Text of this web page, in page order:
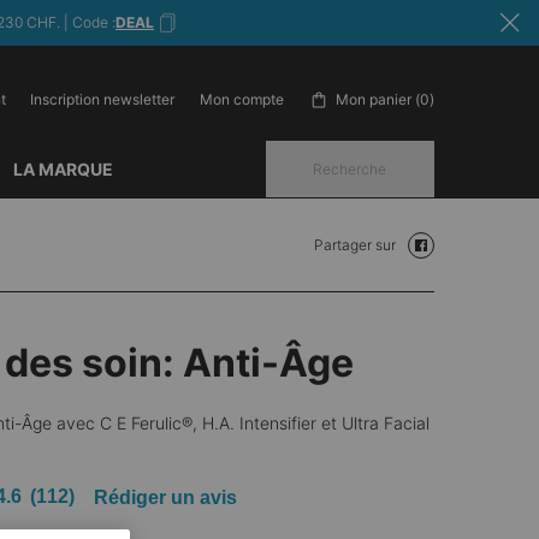
CHF. | Code :DEAL
Inscription newsletter Mon compte Mon panier 0
0 produit in cart
LA MARQUE Recherche
Partager sur Partager sur
soin: Anti-Âge
Âge avec C E Ferulic®, H.A. Intensifier et Ultra Facial
(112) Rédiger un avis